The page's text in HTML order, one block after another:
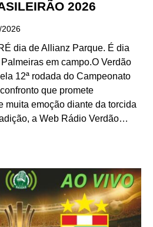
2026
2026
dia de Allianz Parque. É dia
em campo.O Verdão
12ª rodada do Campeonato
que promete
muita emoção diante da torcida
a Web Rádio Verdão…